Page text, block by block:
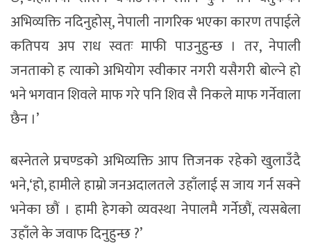
अभिव्यक्ति नदिनुहोस्, नेपाली नागरिक भएका कारण तपाईले
कतिपय अप राध स्वतः माफी पाउनुहुन्छ । तर, नेपाली
जनताको ह त्याको अभियोग स्वीकार नगरी यसैगरी बोल्ने हो
भने भगवान शिवले माफ गरे पनि शिव सै निकले माफ गर्नेवाला
छैन ।’
बस्नेतले प्रचण्डको अभिव्यक्ति आप त्तिजनक रहेको खुलाउँदै
भने,‘हो, हामीले हाम्रो जनअदालतले उहाँलाई स जाय गर्न सक्ने
भनेका छौं । हामी हेगको व्यवस्था नेपालमै गर्नेछौं, त्यसबेला
उहाँले के जवाफ दिनुहुन्छ ?’